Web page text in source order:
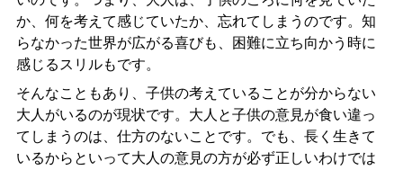
か、何を考えて感じていたか、忘れてしまうのです。知
らなかった世界が広がる喜びも、困難に立ち向かう時に
感じるスリルもです。
そんなこともあり、子供の考えていることが分からない
大人がいるのが現状です。大人と子供の意見が食い違っ
てしまうのは、仕方のないことです。でも、長く生きて
いるからといって大人の意見の方が必ず正しいわけでは